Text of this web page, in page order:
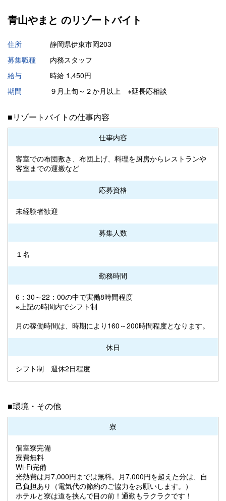
青山やまと のリゾートバイト
住所
静岡県伊東市岡203
募集職種
内務スタッフ
給与
時給 1,450円
期間
９月上旬～２か月以上 ※延長応相談
■リゾートバイトの仕事内容
仕事内容
客室での布団敷き、布団上げ、料理を厨房からレストランや
客室までの運搬など
応募資格
未経験者歓迎
募集人数
１名
勤務時間
6：30～22：00の中で実働8時間程度
※上記の時間内でシフト制
月の稼働時間は、時期により160～200時間程度となります。
休日
シフト制 週休2日程度
■環境・その他
寮
個室寮完備
寮費無料
Wi-Fi完備
光熱費は月7,000円までは無料。月7,000円を超えた分は、自
己負担あり（電気代の節約のご協力をお願いします。）
ホテルと寮は道を挟んで目の前！通勤もラクラクです！